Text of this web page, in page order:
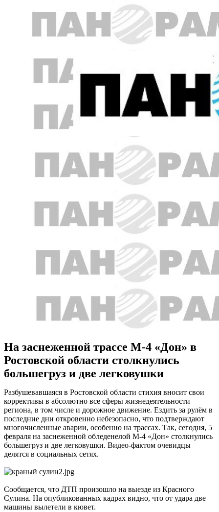
На заснеженной трассе М-4 «Дон» в
Ростовской области столкнулись
большегруз и две легковушки
Разбушевавшаяся в Ростовской области стихия вносит свои
коррективы в абсолютно все сферы жизнедеятельности
региона, в том числе и дорожное движение. Ездить за рулём в
последние дни откровенно небезопасно, что подтверждают
многочисленные аварии, особенно на трассах. Так, сегодня, 5
февраля на заснеженной обледенелой М-4 «Дон» столкнулись
большегруз и две легковушки. Видео-фактом очевидцы
делятся в социальных сетях.
Сообщается, что ДТП произошло на выезде из Красного
Сулина. На опубликованных кадрах видно, что от удара две
машины вылетели в кювет.